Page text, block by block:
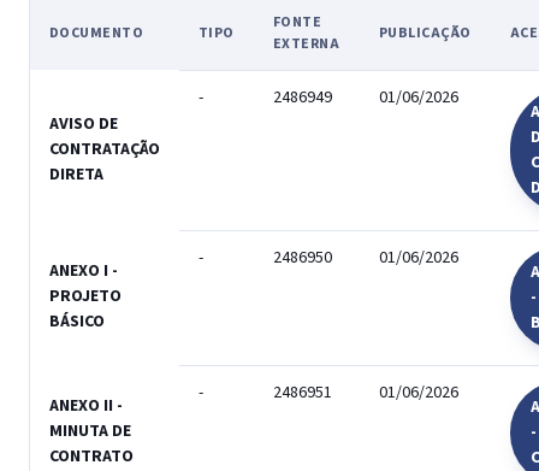
DOCUMENTO TIPO
FONTE
EXTERNA
PUBLICAÇÃO
AVISO DE
CONTRATAÇÃO
DIRETA
- 2486949 01/06/2026
ANEXO I -
PROJETO
BÁSICO
- 2486950 01/06/2026
ANEXO II -
MINUTA DE
CONTRATO
- 2486951 01/06/2026